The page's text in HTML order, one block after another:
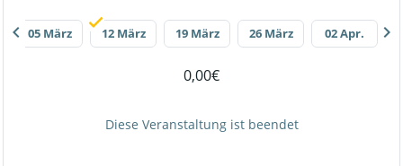
05 März 12 März 19 März 26 März 02 Apr.
chevron_left chevron_right
0,00€
Diese Veranstaltung ist beendet